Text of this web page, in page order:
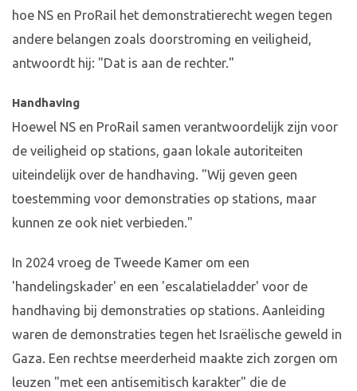
hoe NS en ProRail het demonstratierecht wegen tegen
andere belangen zoals doorstroming en veiligheid,
antwoordt hij: "Dat is aan de rechter."
Handhaving
Hoewel NS en ProRail samen verantwoordelijk zijn voor
de veiligheid op stations, gaan lokale autoriteiten
uiteindelijk over de handhaving. "Wij geven geen
toestemming voor demonstraties op stations, maar
kunnen ze ook niet verbieden."
In 2024 vroeg de Tweede Kamer om een
'handelingskader' en een 'escalatieladder' voor de
handhaving bij demonstraties op stations. Aanleiding
waren de demonstraties tegen het Israëlische geweld in
Gaza. Een rechtse meerderheid maakte zich zorgen om
leuzen "met een antisemitisch karakter" die de